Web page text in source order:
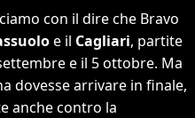
con il dire che Bravo
e il Cagliari, partite
e il 5 ottobre. Ma
dovesse arrivare in finale,
anche contro la